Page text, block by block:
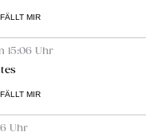
MIR
15:06 Uhr
MIR
Uhr